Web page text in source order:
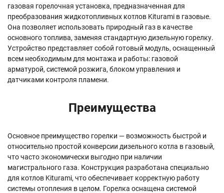
газовая горелочная установка, предназначенная для
преобразования жидкотопливных котлов Kiturami в газовые.
Она позволяет использовать природный газ в качестве
основного топлива, заменяя стандартную дизельную горелку.
Устройство представляет собой готовый модуль, оснащенный
всем необходимым для монтажа и работы: газовой
арматурой, системой розжига, блоком управления и
датчиками контроля пламени.
Преимущества
Основное преимущество горелки — возможность быстрой и
относительно простой конверсии дизельного котла в газовый,
что часто экономически выгодно при наличии
магистрального газа. Конструкция разработана специально
для котлов Kiturami, что обеспечивает корректную работу
системы отопления в целом. Горелка оснащена системой